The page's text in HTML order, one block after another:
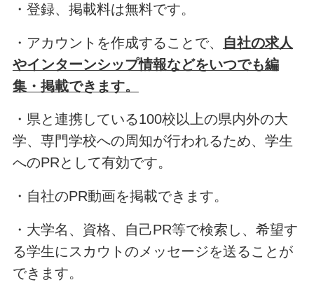
・登録、掲載料は無料です。
・アカウントを作成することで、 自社の求人
やインターンシップ情報などをいつでも編
集・掲載できます。
・県と連携している100校以上の県内外の大
学、専門学校への周知が行われるため、学生
へのPRとして有効です。
・自社のPR動画を掲載できます。
・大学名、資格、自己PR等で検索し、希望す
る学生にスカウトのメッセージを送ることが
できます。